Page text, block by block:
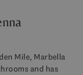
Mile, Marbella
and has